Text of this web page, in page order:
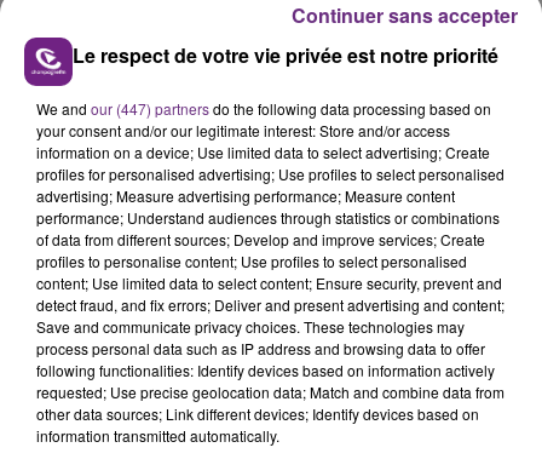
LA CENTRALE NUCLÉAIRE DE CHOOZ
TOUJOURS À L'ARRÊT
Cela fait déjà une semaine que la centrale
nucléaire ardennaise est à l'arrêt. Une situation
justifiée par la sécheresse intense qui est toujours
présente.
LE MAGASIN JOUÉCLUB DE REIMS FERME
SES PORTES
C'était l'une des institutions du centre-ville
rémois. Le magasin JouéClub est contraint de
Le respect de votre vie privée est notre priorité
We and our (447) partnersdo the following data processing based on
your consent and/or our legitimate interest: Store and/or access
information on a device; Use limited data to select advertising; Create
profiles for personalised advertising; Use profiles to select personalised
advertising; Measure advertising performance; Measure content
performance; Understand audiences through statistics or combinations
of data from different sources; Develop and improve services; Create
profiles to personalise content; Use profiles to select personalised
content; Use limited data to select content; Ensure security, prevent and
detect fraud, and fix errors; Deliver and present advertising and content;
Save and communicate privacy choices. These technologies may
process personal data such as IP address and browsing data to offer
following functionalities: Identify devices based on information actively
requested; Use precise geolocation data; Match and combine data from
other data sources; Link different devices; Identify devices based on
information transmitted automatically.
Continuer sans accepter